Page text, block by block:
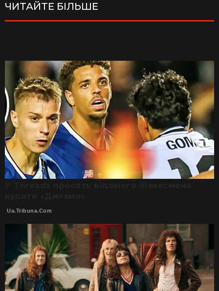
ЧИТАЙТЕ БІЛЬШЕ